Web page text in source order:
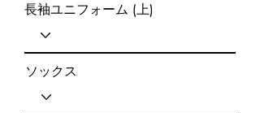
長袖ユニフォーム (上)
ソックス